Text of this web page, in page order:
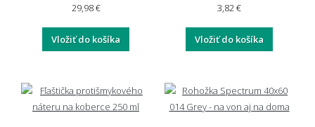
29,98 €
Vložiť do košíka
3,82 €
Vložiť do košíka